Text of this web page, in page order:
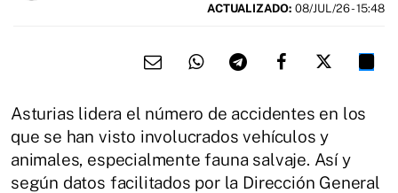
ACTUALIZADO: 08/JUL/26 - 15:48
Asturias lidera el número de accidentes en los
que se han visto involucrados vehículos y
animales, especialmente fauna salvaje. Así y
según datos facilitados por la Dirección General